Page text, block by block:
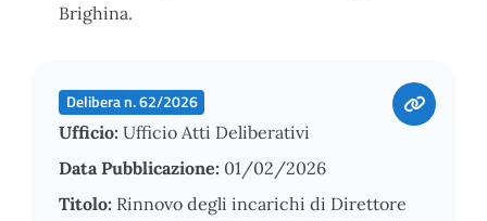
Brighina.
Delibera n. 62/2026
Ufficio: Ufficio Atti Deliberativi
Data Pubblicazione: 01/02/2026
Titolo: Rinnovo degli incarichi di Direttore